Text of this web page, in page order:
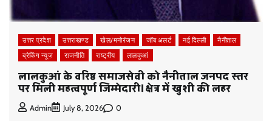
उत्तर प्रदेश उत्तराखण्ड खेल/मनोरंजन जॉब अलर्ट नई दिल्ली
नैनीताल
ब्रेकिंग न्यूज़
राजनीति राष्ट्रीय लालकुआं
लालकुआं के वरिष्ठ समाजसेवी को नैनीताल जनपद स्तर
पर मिली महत्वपूर्ण जिम्मेदारी।क्षेत्र में खुशी की लहर
Admin July 8, 2026 0